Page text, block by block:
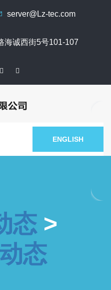
server@Lz-tec.com
海诚西街5号101-107
ENGLISH
态>
态